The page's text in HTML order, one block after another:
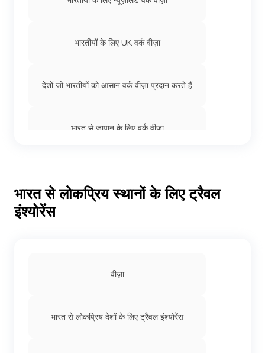
भारतीयों के लिए UK वर्क वीज़ा
देशों जो भारतीयों को आसान वर्क वीज़ा प्रदान करते हैं
भारत से जापान के लिए वर्क वीज़ा
भारत से लोकप्रिय स्थानों के लिए ट्रैवल
इंश्योरेंस
वीज़ा
भारत से लोकप्रिय देशों के लिए ट्रैवल इंश्योरेंस